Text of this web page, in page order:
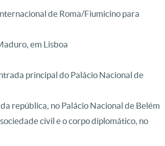
de Roma/Fiumicino para
em Lisboa
principal do Palácio Nacional de
república, no Palácio Nacional de Belém
civil e o corpo diplomático, no